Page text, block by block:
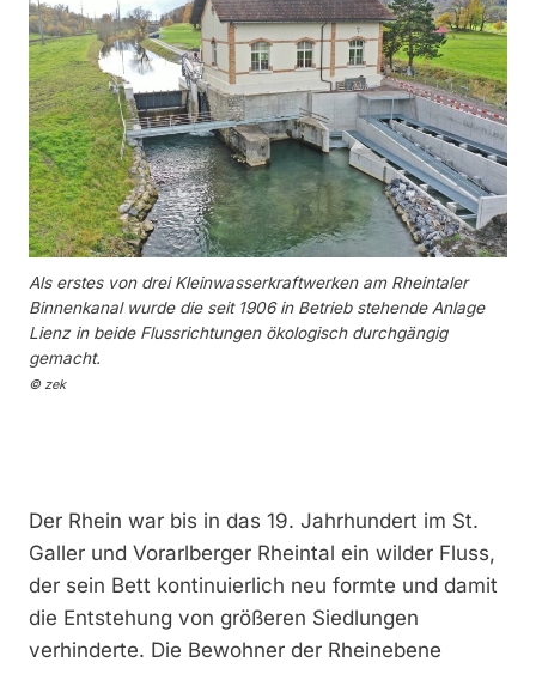
Als erstes von drei Kleinwasserkraftwerken am Rheintaler
Binnenkanal wurde die seit 1906 in Betrieb stehende Anlage
Lienz in beide Flussrichtungen ökologisch durchgängig
gemacht.
© zek
Der Rhein war bis in das 19. Jahrhundert im St.
Galler und Vorarlberger Rheintal ein wilder Fluss,
der sein Bett kontinuierlich neu formte und damit
die Entstehung von größeren Siedlungen
verhinderte. Die Bewohner der Rheinebene